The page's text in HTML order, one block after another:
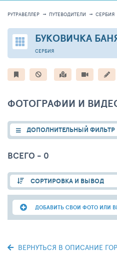
РУТРАВЕЛЛЕР ПУТЕВОДИТЕЛИ СЕРБИЯ
БУКОВИЧКА
СЕРБИЯ
ФОТОГРАФИИ И
ДОПОЛНИТЕЛЬНЫЙ ФИЛЬТР
ВСЕГО - 0
СОРТИРОВКА И ВЫВОД
ДОБАВИТЬ СВОИ ФОТО ИЛИ
ВЕРНУТЬСЯ В ОПИСАНИЕ